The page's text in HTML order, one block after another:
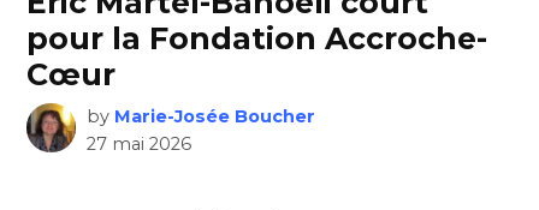
pour la Fondation Accroche-
Cœur
by Marie-Josée Boucher
27 mai 2026